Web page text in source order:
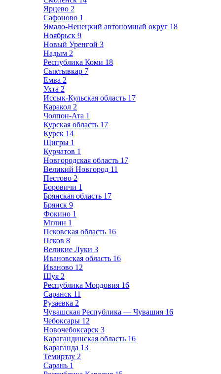
Ярцево 2
Сафоново 1
Ямало-Ненецкий автономный округ 18
Ноябрьск 9
Новый Уренгой 3
Надым 2
Республика Коми 18
Сыктывкар 7
Емва 2
Ухта 2
Иссык-Кульская область 17
Каракол 2
Чолпон-Ата 1
Курская область 17
Курск 14
Щигры 1
Курчатов 1
Новгородская область 17
Великий Новгород 11
Пестово 2
Боровичи 1
Брянская область 17
Брянск 9
Фокино 1
Мглин 1
Псковская область 16
Псков 8
Великие Луки 3
Ивановская область 16
Иваново 12
Шуя 2
Республика Мордовия 16
Саранск 11
Рузаевка 2
Чувашская Республика — Чувашия 16
Чебоксары 12
Новочебоксарск 3
Карагандинская область 16
Караганда 13
Темиртау 2
Сарань 1